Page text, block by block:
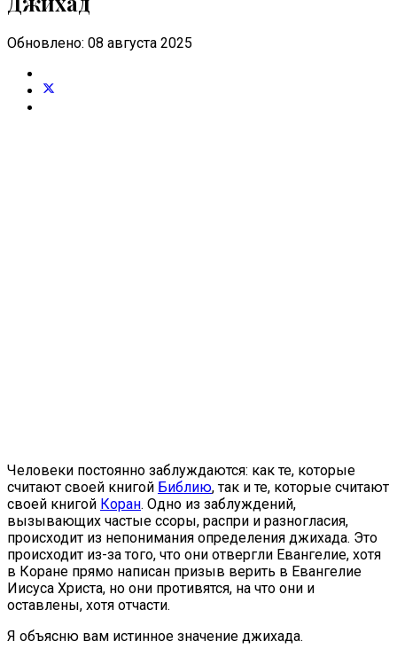
Обновлено: 08 августа 2025
Человеки постоянно заблуждаются: как те, которые
считают своей книгой Библию, так и те, которые считают
своей книгой Коран. Одно из заблуждений,
вызывающих частые ссоры, распри и разногласия,
происходит из непонимания определения джихада. Это
происходит из-за того, что они отвергли Евангелие, хотя
в Коране прямо написан призыв верить в Евангелие
Иисуса Христа, но они противятся, на что они и
оставлены, хотя отчасти.
Я объясню вам истинное значение джихада.